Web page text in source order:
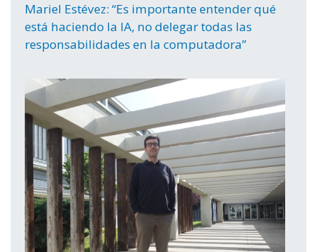
Mariel Estévez: “Es importante entender qué
está haciendo la IA, no delegar todas las
responsabilidades en la computadora”